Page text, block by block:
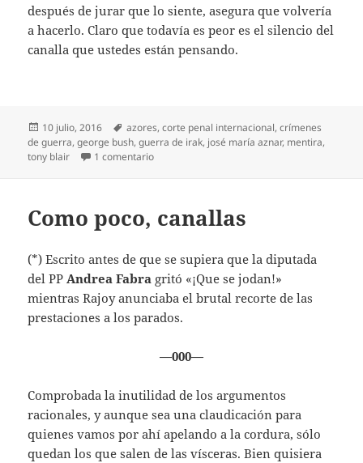
después de jurar que lo siente, asegura que volvería
a hacerlo. Claro que todavía es peor es el silencio del
canalla que ustedes están pensando.
Publicado
el
10 julio, 2016 Etiquetas
azores,corte penal internacional,crímenes
de guerra,george bush,guerra de irak, josé maría aznar, mentira,
tony blair
1 comentarioen Los canallas de las Azores
Como poco, canallas
(*) Escrito antes de que se supiera que la diputada
del PPAndrea Fabra gritó «¡Que se jodan!»
mientras Rajoy anunciaba el brutal recorte de las
prestaciones a los parados.
—000—
Comprobada la inutilidad de los argumentos
racionales, y aunque sea una claudicación para
quienes vamos por ahí apelando a la cordura, sólo
quedan los que salen de las vísceras. Bien quisiera